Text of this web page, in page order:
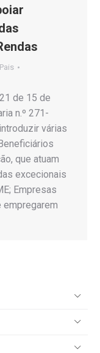
de 15 de
n.º 271-
várias
que atuam
excecionais
Empresas
empregarem